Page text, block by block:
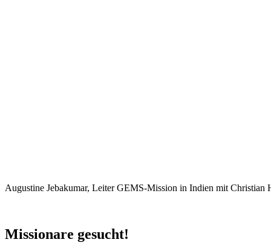
Augustine Jebakumar, Leiter GEMS-Mission in Indien mit Christian
Missionare gesucht!